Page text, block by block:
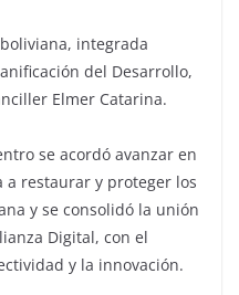
integrada
del Desarrollo,
Elmer Catarina.
se acordó avanzar en
a restaurar y proteger los
y se consolidó la unión
Digital, con el
y la innovación.